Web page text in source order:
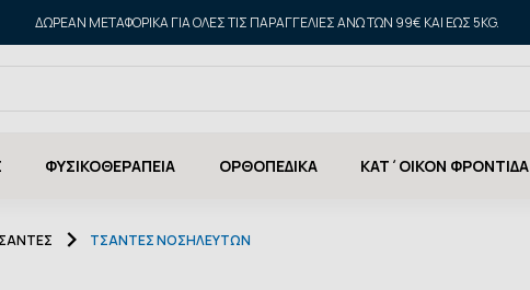
ΔΩΡΕΑΝ ΜΕΤΑΦΟΡΙΚΑ ΓΙΑ ΌΛΕΣ ΤΙΣ ΠΑΡΑΓΓΕΛΊΕΣ ΆΝΩ ΤΩΝ 99€ ΚΑΙ ΈΩΣ 5KG.
ΦΥΣΙΚΟΘΕΡΑΠΕΙΑ ΟΡΘΟΠΕΔΙΚΑ ΚΑΤ΄ΟΙΚΟΝ ΦΡΟΝΤΙΔΑ
ΤΣΆΝΤΕΣ ΝΟΣΗΛΕΥΤΏΝ